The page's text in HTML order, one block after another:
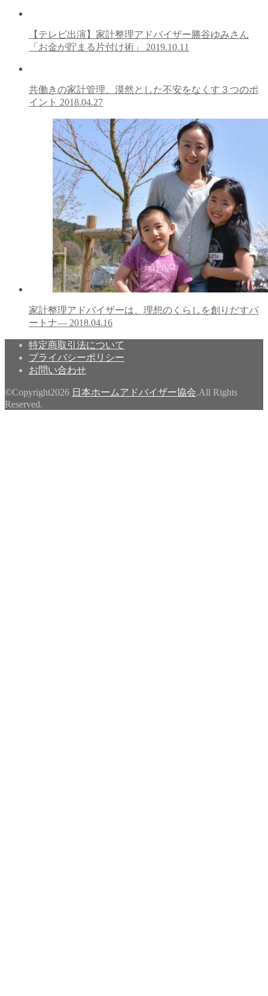
【テレビ出演】家計整理アドバイザー勝谷ゆみさん
「お金が貯まる片付け術」 2019.10.11
共働きの家計管理、漠然とした不安をなくす３つのポ
イント 2018.04.27
家計整理アドバイザーは、理想のくらしを創りだすパ
ートナ― 2018.04.16
特定商取引法について
プライバシーポリシー
お問い合わせ
©Copyright2026 日本ホームアドバイザー協会.All Rights
Reserved.